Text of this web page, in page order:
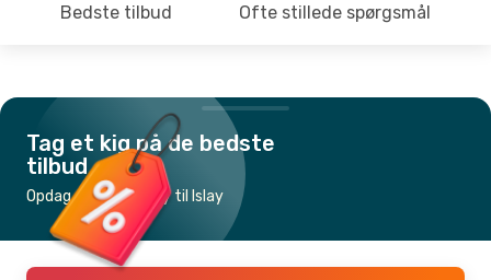
Bedste tilbud Ofte stillede spørgsmål
Tag et kig på de bedste
tilbud
Opdag de billigste fly til Islay